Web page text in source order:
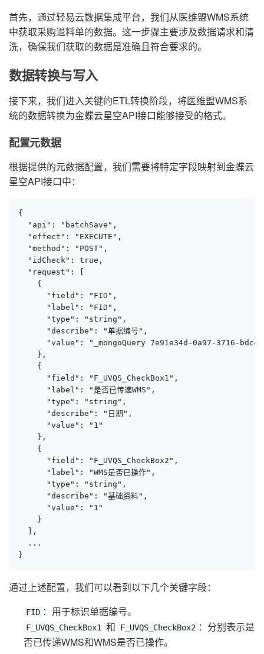
首先，通过轻易云数据集成平台，我们从医维盟WMS系统
中获取采购退料单的数据。这一步骤主要涉及数据请求和清
洗，确保我们获取的数据是准确且符合要求的。
数据转换与写入
接下来，我们进入关键的ETL转换阶段，将医维盟WMS系
统的数据转换为金蝶云星空API接口能够接受的格式。
配置元数据
根据提供的元数据配置，我们需要将特定字段映射到金蝶云
星空API接口中：
{
  "api": "batchSave",
  "effect": "EXECUTE",
  "method": "POST",
  "idCheck": true,
  "request": [
    {
      "field": "FID",
      "label": "FID",
      "type": "string",
      "describe": "单据编号",
"value": "_mongoQuery 7e91e34d-0a97-3716-
    },
    {
      "field": "F_UVQS_CheckBox1",
      "label": "是否已传递WMS",
      "type": "string",
      "describe": "日期",
      "value": "1"
    },
    {
      "field": "F_UVQS_CheckBox2",
      "label": "WMS是否已操作",
      "type": "string",
      "describe": "基础资料",
      "value": "1"
    }
  ],
  ...
}
通过上述配置，我们可以看到以下几个关键字段：
FID ：用于标识单据编号。
F_UVQS_CheckBox1 和 F_UVQS_CheckBox2 ：分别表示是
否已传递WMS和WMS是否已操作。